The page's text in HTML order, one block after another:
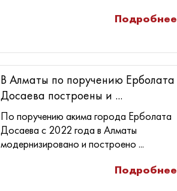
Подробнее
В Алматы по поручению Ерболата
Досаева построены и ...
По поручению акима города Ерболата
Досаева с 2022 года в Алматы
модернизировано и построено ...
Подробнее